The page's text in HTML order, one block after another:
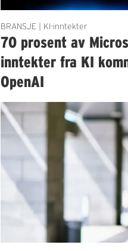
BRANSJE | KI-inntekter
70 prosent av
inntekter fra KI
OpenAI